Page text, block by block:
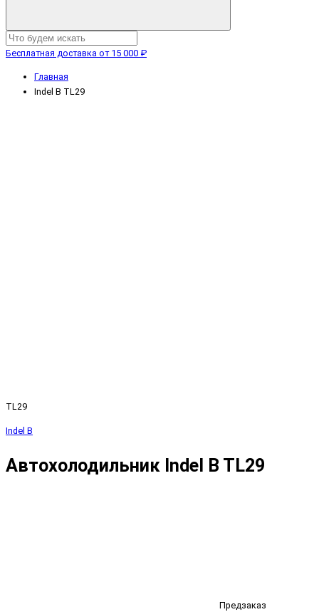
Бесплатная доставка от 15 000 ₽
Главная
Indel B TL29
TL29
Indel B
Автохолодильник Indel B TL29
Предзаказ